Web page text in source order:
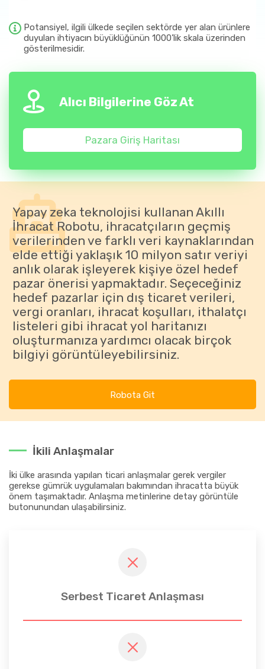
Potansiyel, ilgili ülkede seçilen sektörde yer alan ürünlere
duyulan ihtiyacın büyüklüğünün 1000’lik skala üzerinden
gösterilmesidir.
Alıcı Bilgilerine Göz At
Pazara Giriş Haritası
Yapay zeka teknolojisi kullanan Akıllı
İhracat Robotu, ihracatçıların geçmiş
verilerinden ve farklı veri kaynaklarından
elde ettiği yaklaşık 10 milyon satır veriyi
anlık olarak işleyerek kişiye özel hedef
pazar önerisi yapmaktadır. Seçeceğiniz
hedef pazarlar için dış ticaret verileri,
vergi oranları, ihracat koşulları, ithalatçı
listeleri gibi ihracat yol haritanızı
oluşturmanıza yardımcı olacak birçok
bilgiyi görüntüleyebilirsiniz.
Robota Git
İkili Anlaşmalar
İki ülke arasında yapılan ticari anlaşmalar gerek vergiler
gerekse gümrük uygulamaları bakımından ihracatta büyük
önem taşımaktadır. Anlaşma metinlerine detay görüntüle
butonunundan ulaşabilirsiniz.
Serbest Ticaret Anlaşması